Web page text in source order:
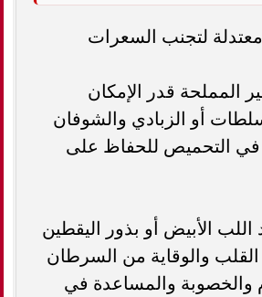
معتدلة لتجنب السعرات
المملحة قدر الإمكان
أو الزبادي والشوفان
في التحميص للحفاظ على
الأبيض أو بذور اليقطين
والوقاية من السرطان
والخصوبة والمساعدة في